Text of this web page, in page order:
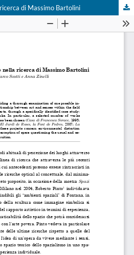
di Massimo Bartolini